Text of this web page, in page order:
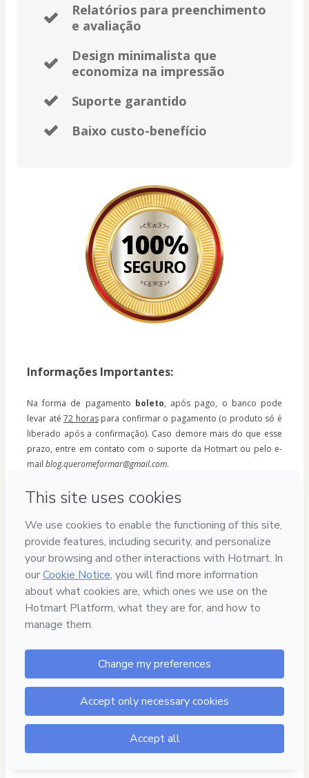
Relatórios para preenchimento
e avaliação
Design minimalista que
economiza na impressão
Suporte garantido
Baixo custo-benefício
100%
SEGURO
Informações Importantes:
Na forma de pagamento boleto, após pago, o banco pode
levar até 72 horas para confirmar o pagamento (o produto só é
liberado após a confirmação). Caso demore mais do que esse
prazo, entre em contato com o suporte da Hotmart ou pelo e-
mail blog.queromeformar@gmail.com.
Você receberá o arquivo por e-mail
O produto acompanha um manual de instruções
autoria.
Como entrar em contato?
blog,queromeformar@gmail.com
Conheça também nossos Planners Financeiros
Nós temos dois modelos de Planner Financeiro,
perfeitos para controlar toda a sua vida
financeira. Clique e conheça: